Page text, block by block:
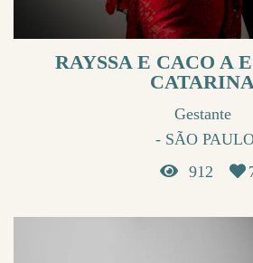
RAYSSA E CACO A
CATARINA
Gestante
SÃO
912